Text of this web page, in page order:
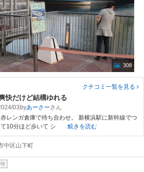
308
クチコミ一覧を見る
快だけど結構ゆれる
03 byあーさー
レンガ倉庫で待ち合わせ。 新横浜駅に新幹線でつ
10分ほど歩いて シ
続きを読む
中区山下町